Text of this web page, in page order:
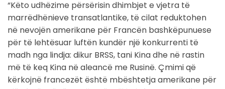
“Këto udhëzime përsërisin dhimbjet e vjetra të
marrëdhënieve transatlantike, të cilat reduktohen
në nevojën amerikane për Francën bashkëpunuese
për të lehtësuar luftën kundër një konkurrenti të
madh nga lindja: dikur BRSS, tani Kina dhe në rastin
më të keq Kina në aleancë me Rusinë. Çmimi që
kërkojnë francezët është mbështetja amerikane për